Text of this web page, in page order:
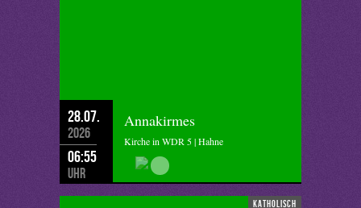
28.07.
2026
06:55
Uhr
Annakirmes
Kirche in WDR 5 | Hahne
katholisch